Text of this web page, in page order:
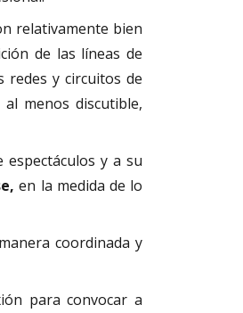
relativamente bien
de las líneas de
redes y circuitos de
menos discutible,
y a su
en la medida de lo
coordinada y
para convocar a